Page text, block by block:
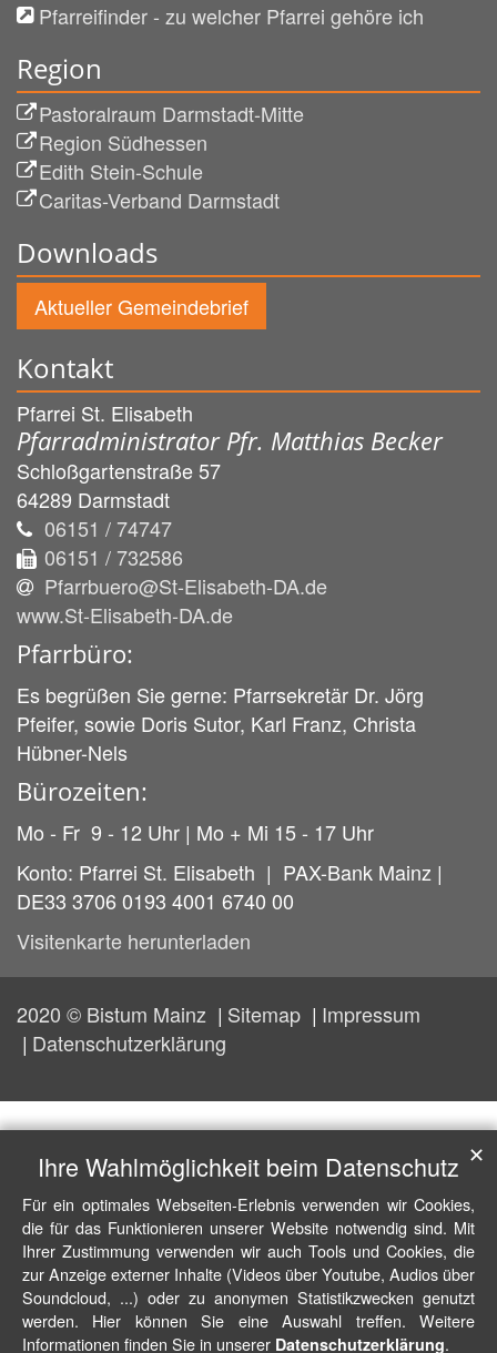
Pfarreifinder - zu welcher Pfarrei gehöre ich
Region
Pastoralraum Darmstadt-Mitte
Region Südhessen
Edith Stein-Schule
Caritas-Verband Darmstadt
Downloads
Aktueller Gemeindebrief
Kontakt
Pfarrei St. Elisabeth
Pfarradministrator Pfr. Matthias Becker
Schloßgartenstraße 57
64289 Darmstadt
06151 / 74747
06151 / 732586
Pfarrbuero@St-Elisabeth-DA.de
www.St-Elisabeth-DA.de
Pfarrbüro:
Es begrüßen Sie gerne: Pfarrsekretär Dr. Jörg
Pfeifer, sowie Doris Sutor, Karl Franz, Christa
Hübner-Nels
Bürozeiten:
Mo - Fr 9 - 12 Uhr | Mo + Mi 15 - 17 Uhr
Konto: Pfarrei St. Elisabeth | PAX-Bank Mainz |
DE33 3706 0193 4001 6740 00
Visitenkarte herunterladen
2020 © Bistum Mainz Sitemap
Impressum
Datenschutzerklärung
Ihre Wahlmöglichkeit beim Datenschutz
Für ein optimales Webseiten-Erlebnis verwenden wir Cookies,
die für das Funktionieren unserer Website notwendig sind. Mit
Ihrer Zustimmung verwenden wir auch Tools und Cookies, die
zur Anzeige externer Inhalte (Videos über Youtube, Audios über
Soundcloud, ...) oder zu anonymen Statistikzwecken genutzt
werden. Hier können Sie eine Auswahl treffen. Weitere
Informationen finden Sie in unserer Datenschutzerklärung.
✕